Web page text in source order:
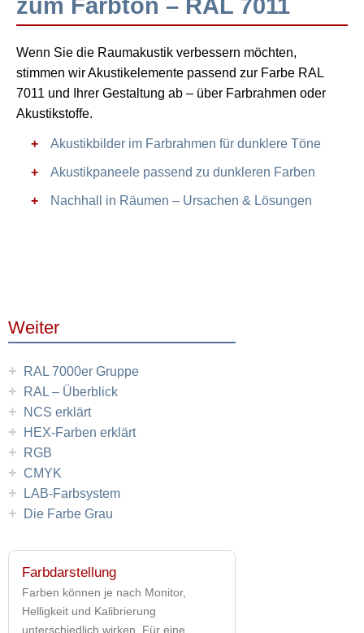
zum Farbton – RAL 7011
Wenn Sie die Raumakustik verbessern möchten,
stimmen wir Akustikelemente passend zur Farbe RAL
7011 und Ihrer Gestaltung ab – über Farbrahmen oder
Akustikstoffe.
Akustikbilder im Farbrahmen für dunklere Töne
Akustikpaneele passend zu dunkleren Farben
Nachhall in Räumen – Ursachen & Lösungen
Weiter
+ RAL 7000er Gruppe
+ RAL – Überblick
+ NCS erklärt
+ HEX-Farben erklärt
+ RGB
+ CMYK
+ LAB-Farbsystem
+ Die Farbe Grau
Farbdarstellung
Farben können je nach Monitor,
Helligkeit und Kalibrierung
unterschiedlich wirken. Für eine